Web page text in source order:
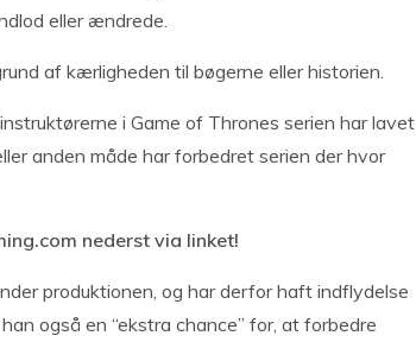
eller ændrede.
af kærligheden til bøgerne eller historien.
i Game of Thrones serien har lavet
anden måde har forbedret serien der hvor
nederst via linket!
produktionen, og har derfor haft indflydelse
også en “ekstra chance” for, at forbedre